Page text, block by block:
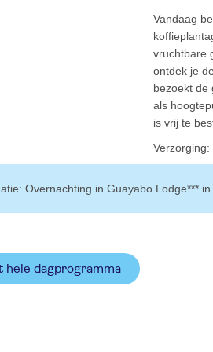
Vandaag
vruchtbare
ontdek je
bezoekt de
als
is vrij te
Overnachting in Guayabo Lodge***
hele dagprogramma